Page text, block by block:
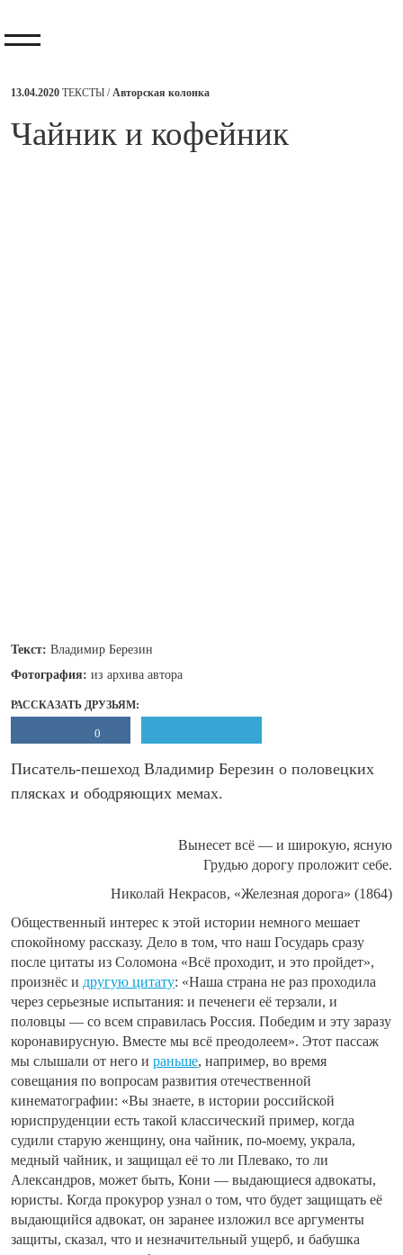
13.04.2020 ТЕКСТЫ /Авторская колонка
​Чайник и кофейник
Текст: Владимир Березин
Фотография: из архива автора
РАССКАЗАТЬ ДРУЗЬЯМ:
0
Писатель-пешеход Владимир Березин о половецких
плясках и ободряющих мемах.
Вынесет всё — и широкую, ясную
Грудью дорогу проложит себе.
Николай Некрасов, «Железная дорога» (1864)
Общественный интерес к этой истории немного мешает
спокойному рассказу. Дело в том, что наш Государь сразу
после цитаты из Соломона «Всё проходит, и это пройдет»,
произнёс и другую цитату: «Наша страна не раз проходила
через серьезные испытания: и печенеги её терзали, и
половцы — со всем справилась Россия. Победим и эту заразу
коронавирусную. Вместе мы всё преодолеем». Этот пассаж
мы слышали от него и раньше, например, во время
совещания по вопросам развития отечественной
кинематографии: «Вы знаете, в истории российской
юриспруденции есть такой классический пример, когда
судили старую женщину, она чайник, по-моему, украла,
медный чайник, и защищал её то ли Плевако, то ли
Александров, может быть, Кони — выдающиеся адвокаты,
юристы. Когда прокурор узнал о том, что будет защищать её
выдающийся адвокат, он заранее изложил все аргументы
защиты, сказал, что и незначительный ущерб, и бабушка